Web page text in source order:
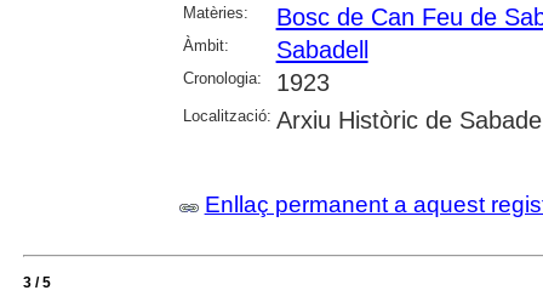
Matèries:
Bosc de Can Feu de
Àmbit: Sabadell
Cronologia: 1923
Localització: Arxiu Històric de
Enllaç permanent a aquest
3 / 5